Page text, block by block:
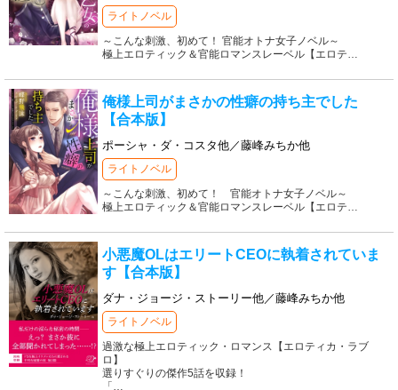
ライトノベル
～こんな刺激、初めて！ 官能オトナ女子ノベル～
極上エロティック＆官能ロマンスレーベル【エロテ…
俺様上司がまさかの性癖の持ち主でした
【合本版】
ポーシャ・ダ・コスタ他／藤峰みちか他
ライトノベル
～こんな刺激、初めて！ 官能オトナ女子ノベル～
極上エロティック＆官能ロマンスレーベル【エロテ…
小悪魔OLはエリートCEOに執着されていま
す【合本版】
ダナ・ジョージ・ストーリー他／藤峰みちか他
ライトノベル
過激な極上エロティック・ロマンス【エロティカ・ラブ
ロ】
選りすぐりの傑作5話を収録！
「 …